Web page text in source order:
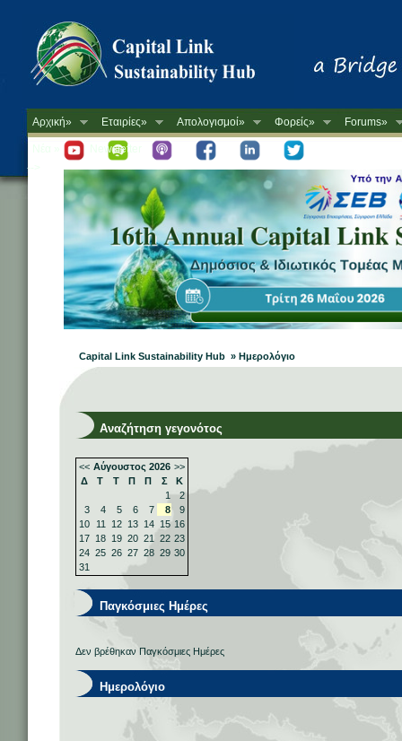
Αρχική» Εταιρίες» Απολογισμοί» Φορείς» Forums»
-->
Newsletter
Capital Link Sustainability Hub » Ημερολόγιο
Αναζήτηση γεγονότος
<< Αύγουστος 2026 >>
Δ
Τ Τ Π Π Σ
Κ
1
2
3
4 5 6 7 8
9
10
11 12 13 14 15 16
17 18 19 20 21 22 23
24 25 26 27 28 29 30
31
Παγκόσμιες Ημέρες
Δεν βρέθηκαν Παγκόσμιες Ημέρες
Ημερολόγιο